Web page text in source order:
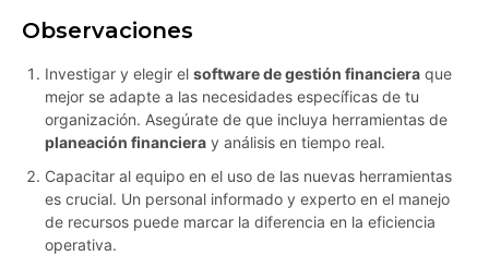
Observaciones
Investigar y elegir el software de gestión financiera que
mejor se adapte a las necesidades específicas de tu
organización. Asegúrate de que incluya herramientas de
planeación financiera y análisis en tiempo real.
Capacitar al equipo en el uso de las nuevas herramientas
es crucial. Un personal informado y experto en el manejo
de recursos puede marcar la diferencia en la eficiencia
operativa.